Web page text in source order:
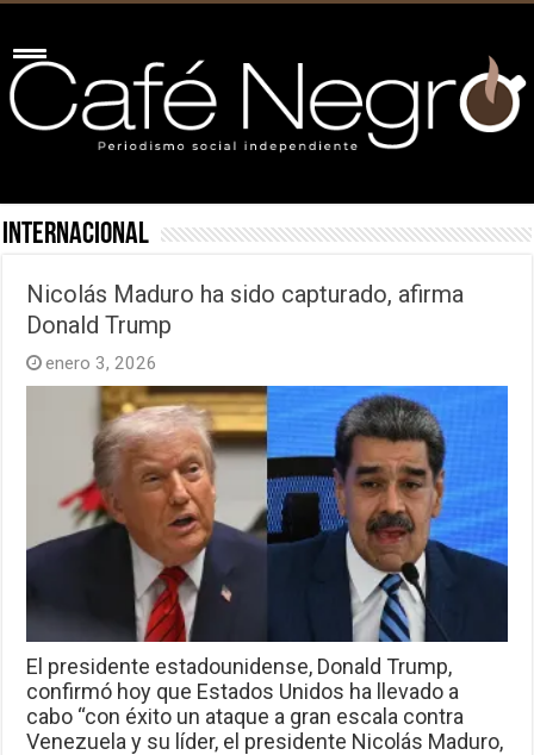
Internacional
Nicolás Maduro ha sido capturado, afirma
Donald Trump
enero 3, 2026
El presidente estadounidense, Donald Trump,
confirmó hoy que Estados Unidos ha llevado a
cabo “con éxito un ataque a gran escala contra
Venezuela y su líder, el presidente Nicolás Maduro,